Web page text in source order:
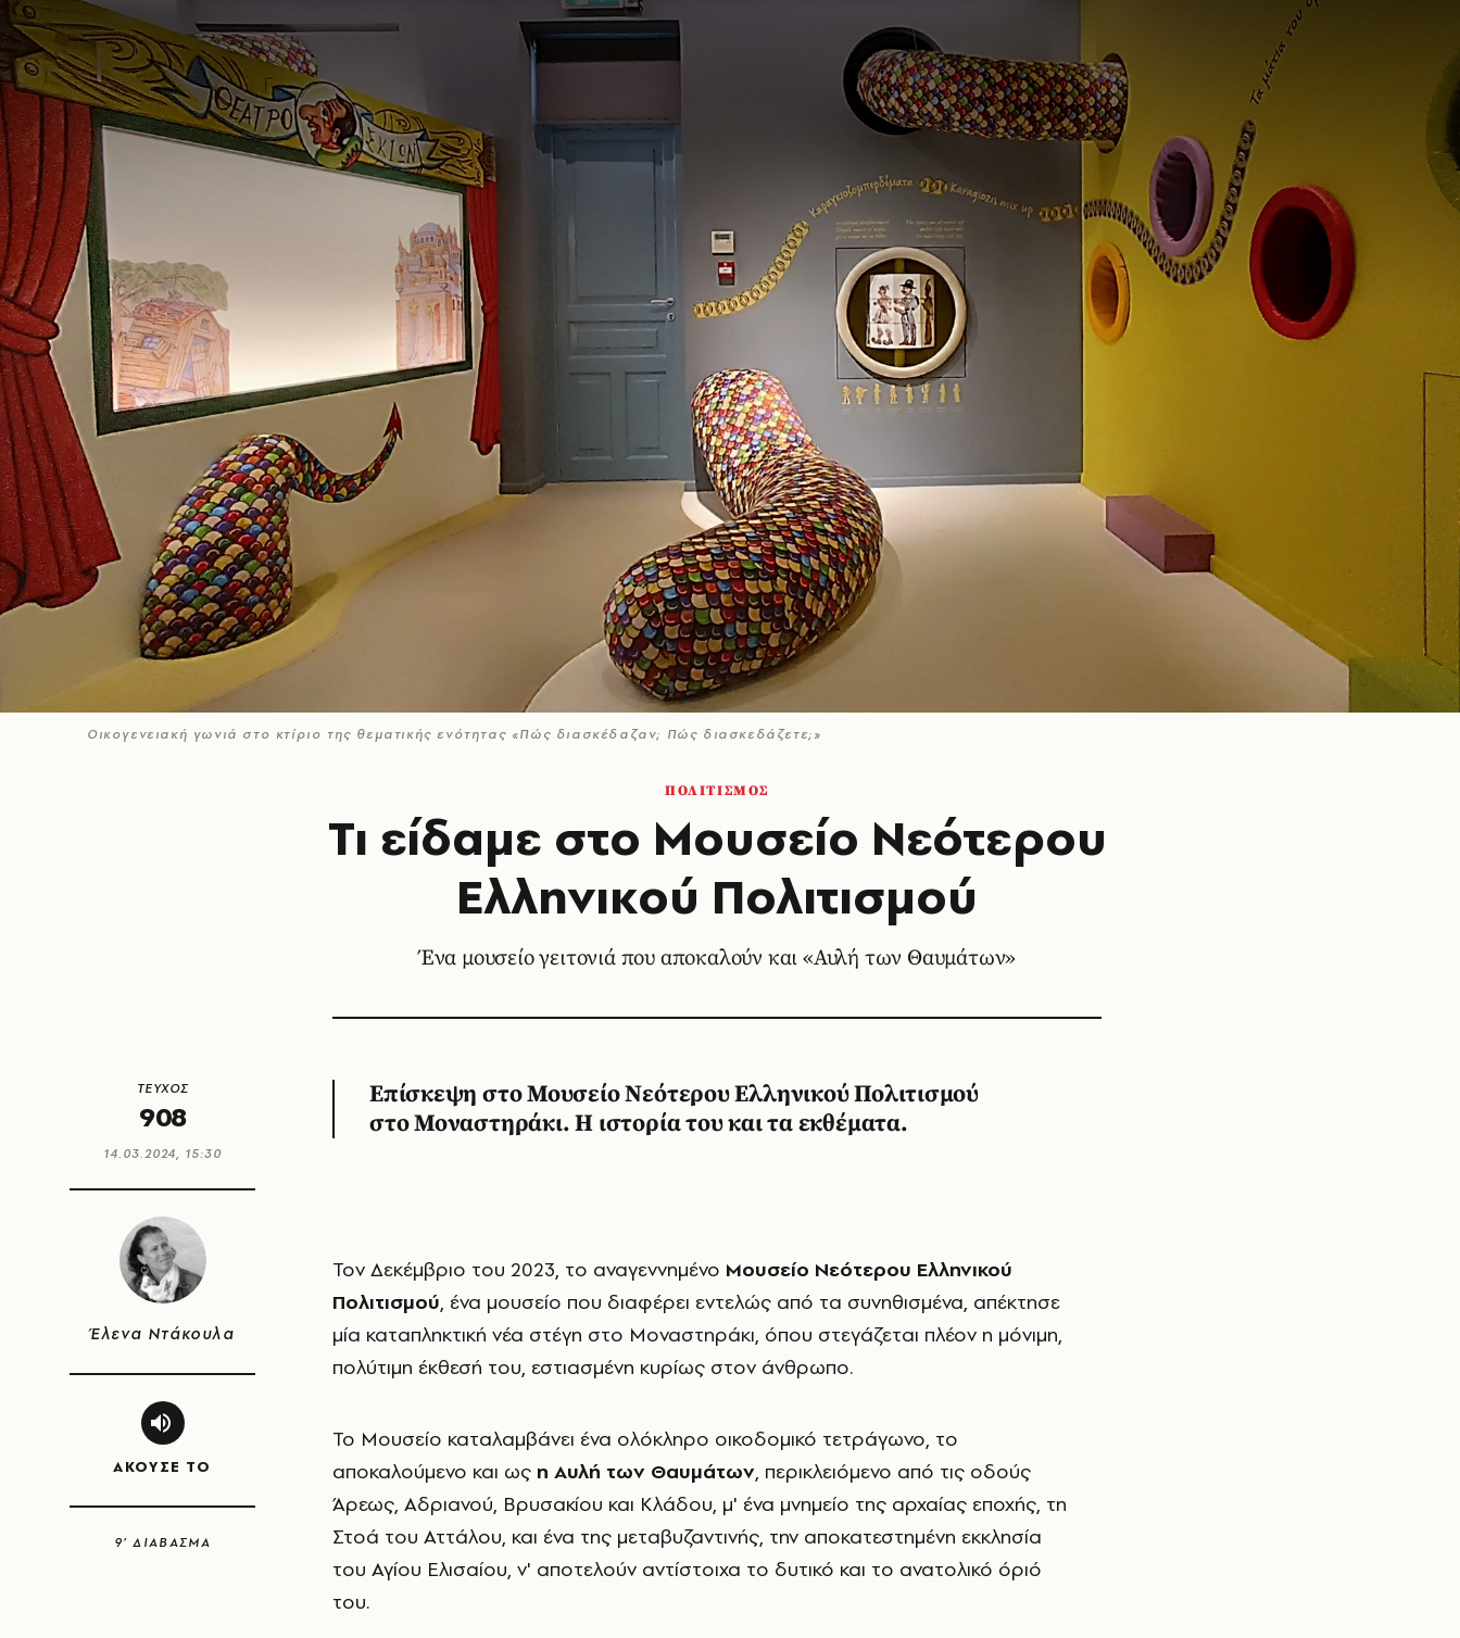
Οικογενειακή γωνιά στο κτίριο της θεματικής ενότητας «Πώς διασκέδαζαν; Πώς διασκεδάζετε;»
ΠΟΛΙΤΙΣΜΟΣ
Τι είδαμε στο Μουσείο Νεότερου
Ελληνικού Πολιτισμού
Ένα μουσείο γειτονιά που αποκαλούν και «Αυλή των Θαυμάτων»
ΤΕΥΧΟΣ
908
14.03.2024, 15:30
Έλενα Ντάκουλα
ΑΚΟΥΣΕ ΤΟ
9’ ΔΙΑΒΑΣΜΑ
Επίσκεψη στο Μουσείο Νεότερου Ελληνικού Πολιτισμού
στο Μοναστηράκι. Η ιστορία του και τα εκθέματα.
Τον Δεκέμβριο του 2023, το αναγεννημένο Μουσείο Νεότερου Ελληνικού
Πολιτισμού, ένα μουσείο που διαφέρει εντελώς από τα συνηθισμένα, απέκτησε
μία καταπληκτική νέα στέγη στο Μοναστηράκι, όπου στεγάζεται πλέον η μόνιμη,
πολύτιμη έκθεσή του, εστιασμένη κυρίως στον άνθρωπο.
Το Μουσείο καταλαμβάνει ένα ολόκληρο οικοδομικό τετράγωνο, το
αποκαλούμενο και ως η Αυλή των Θαυμάτων, περικλειόμενο από τις οδούς
Άρεως, Αδριανού, Βρυσακίου και Κλάδου, μ' ένα μνημείο της αρχαίας εποχής, τη
Στοά του Αττάλου, και ένα της μεταβυζαντινής, την αποκατεστημένη εκκλησία
του Αγίου Ελισαίου, ν' αποτελούν αντίστοιχα το δυτικό και το ανατολικό όριό
του.